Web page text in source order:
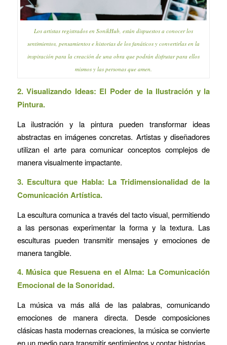
Los artistas registrados en SonikHub, están dispuestos a conocer los
sentimientos, pensamientos e historias de los fanáticos y convertirlas en la
inspiración para la creación de una obra que podrán disfrutar para ellos
mismos y las personas que amen.
2. Visualizando Ideas: El Poder de la Ilustración y la
Pintura.
La ilustración y la pintura pueden transformar ideas
abstractas en imágenes concretas. Artistas y diseñadores
utilizan el arte para comunicar conceptos complejos de
manera visualmente impactante.
3. Escultura que Habla: La Tridimensionalidad de la
Comunicación Artística.
La escultura comunica a través del tacto visual, permitiendo
a las personas experimentar la forma y la textura. Las
esculturas pueden transmitir mensajes y emociones de
manera tangible.
4. Música que Resuena en el Alma: La Comunicación
Emocional de la Sonoridad.
La música va más allá de las palabras, comunicando
emociones de manera directa. Desde composiciones
clásicas hasta modernas creaciones, la música se convierte
en un medio para transmitir sentimientos y contar historias.